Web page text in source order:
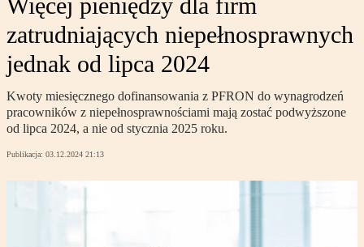
zatrudniających niepełnosprawnych
jednak od lipca 2024
Kwoty miesięcznego dofinansowania z PFRON do wynagrodzeń
pracowników z niepełnosprawnościami mają zostać podwyższone
od lipca 2024, a nie od stycznia 2025 roku.
Publikacja: 03.12.2024 21:13